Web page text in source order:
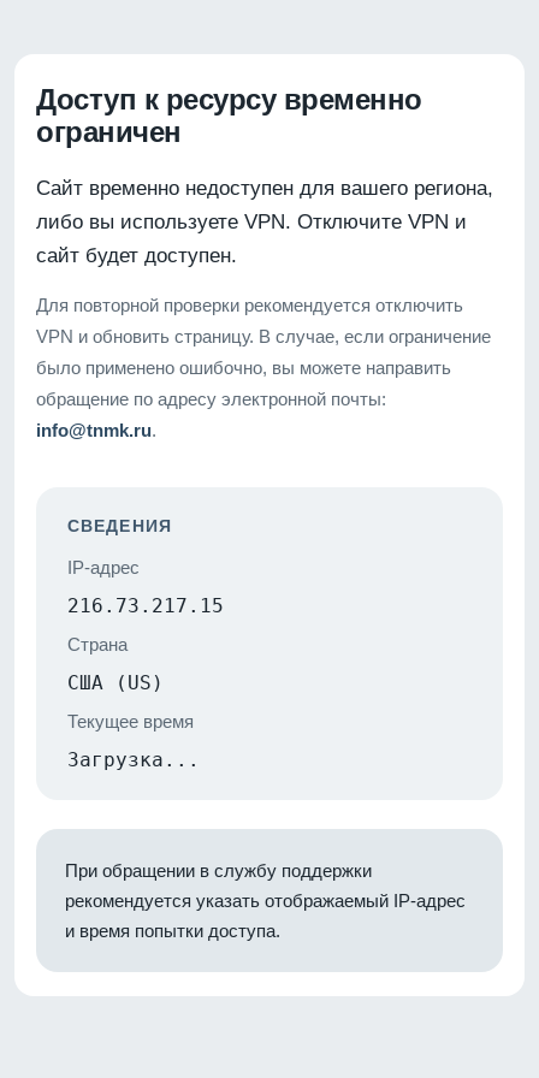
Доступ к ресурсу временно
ограничен
Сайт временно недоступен для вашего региона,
либо вы используете VPN. Отключите VPN и
сайт будет доступен.
Для повторной проверки рекомендуется отключить
VPN и обновить страницу. В случае, если ограничение
было применено ошибочно, вы можете направить
обращение по адресу электронной почты:
info@tnmk.ru.
СВЕДЕНИЯ
IP-адрес
216.73.217.15
Страна
США (US)
Текущее время
Загрузка...
При обращении в службу поддержки
рекомендуется указать отображаемый IP-адрес
и время попытки доступа.